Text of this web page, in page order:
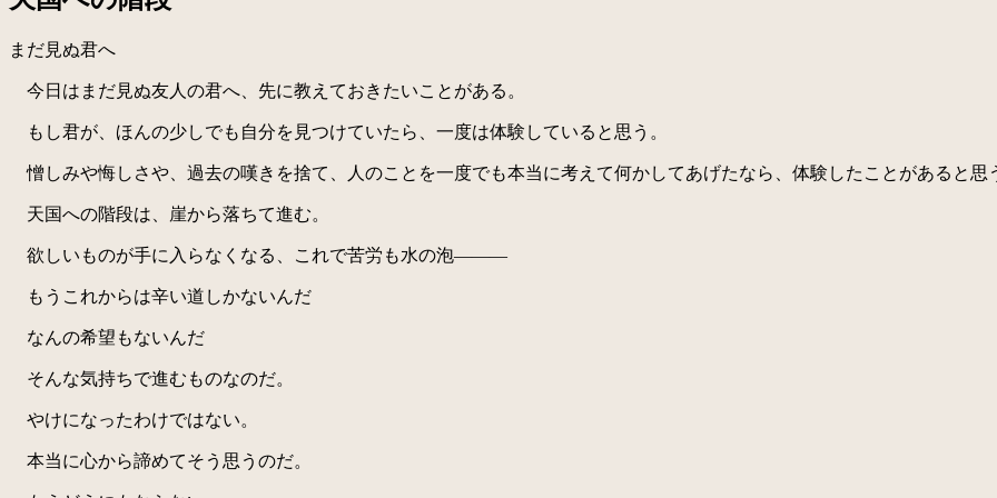
まだ見ぬ君へ
今日はまだ見ぬ友人の君へ、先に教えておきたいことがある。
もし君が、ほんの少しでも自分を見つけていたら、一度は体験していると思う。
憎しみや悔しさや、過去の嘆きを捨て、人のことを一度でも本当に考えて何かしてあげたなら、体験したことがあると思
天国への階段は、崖から落ちて進む。
欲しいものが手に入らなくなる、これで苦労も水の泡———
もうこれからは辛い道しかないんだ
なんの希望もないんだ
そんな気持ちで進むものなのだ。
やけになったわけではない。
本当に心から諦めてそう思うのだ。